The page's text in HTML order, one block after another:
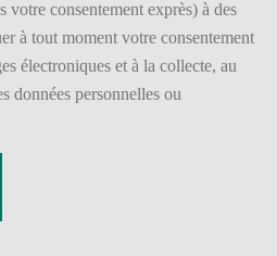
votre consentement exprès) à des
à tout moment votre consentement
électroniques et à la collecte, au
données personnelles ou